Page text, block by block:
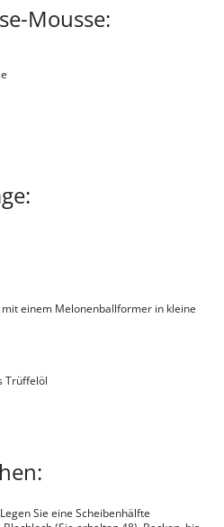
Mousse:
einem Melonenballformer in kleine
Trüffelöl
Sie eine Scheibenhälfte